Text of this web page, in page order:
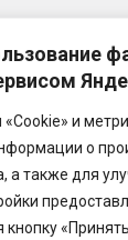
и
о
а также для
и